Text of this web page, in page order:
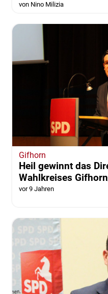
von Nino Milizia
Gifhorn
Heil gewinnt das
Wahlkreises
vor 9 Jahren